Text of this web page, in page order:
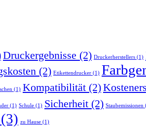
Druckergebnisse (2) Druckerherstellers (1)
(2) Etikettendrucker (1)
(1) Kompatibilität (2)
(1) Schule (1) Sicherheit (2) Staubemissionen
(3) zu Hause (1)